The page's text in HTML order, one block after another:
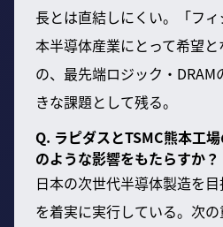
長とは直結しにくい。「フ
本半導体産業にとって希望
の、最先端ロジック・
きな課題として残る。
Q. ラピダスとTSMC熊本工
のような影響をもたらすか？
日本の次世代半導体製造を
を着実に実行している。次